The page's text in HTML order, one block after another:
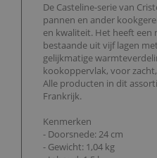
De Casteline-serie van
pannen en ander
en kwaliteit. Het heeft een
bestaande uit vijf lagen
gelijkmatige
kookoppervlak, voor
Alle producten in dit
Frankrijk.
Kenmerken
- Doorsnede: 24 cm
- Gewicht: 1,04 kg